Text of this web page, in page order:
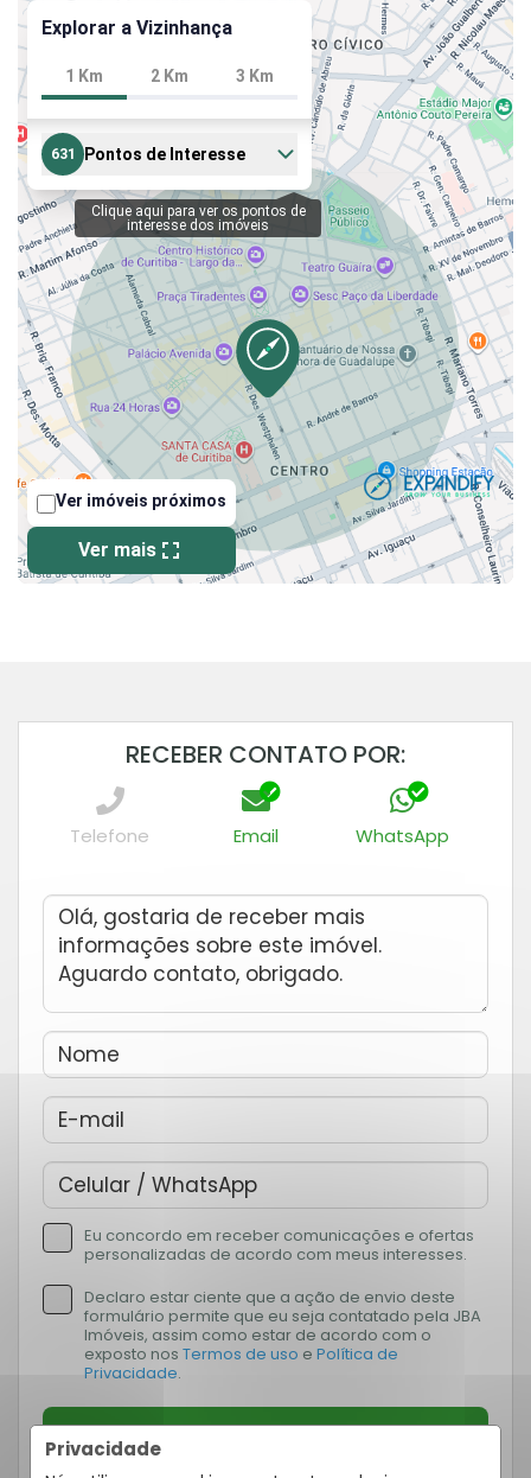
Privacidade
RECEBER CONTATO POR:
Telefone Email WhatsApp
Eu concordo em receber comunicações e ofertas
personalizadas de acordo com meus interesses.
Declaro estar ciente que a ação de envio deste
formulário permite que eu seja contatado pela JBA
Imóveis, assim como estar de acordo com o
exposto nos Termos de uso e Política de
Privacidade.